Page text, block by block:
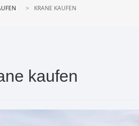
KRANE KAUFEN
kaufen